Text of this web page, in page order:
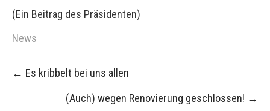
(Ein Beitrag des Präsidenten)
News
Post
navigation
← Es kribbelt bei uns allen
(Auch) wegen Renovierung geschlossen! →